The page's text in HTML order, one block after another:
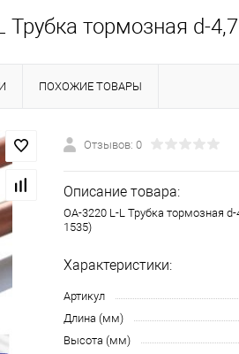
Трубка тормозная d-
ПОХОЖИЕ ТОВАРЫ
Отзывов: 0
Описание товара:
OA-3220 L-L Трубка тормозная
1535)
Характеристики:
Артикул
Длина (мм)
Высота (мм)